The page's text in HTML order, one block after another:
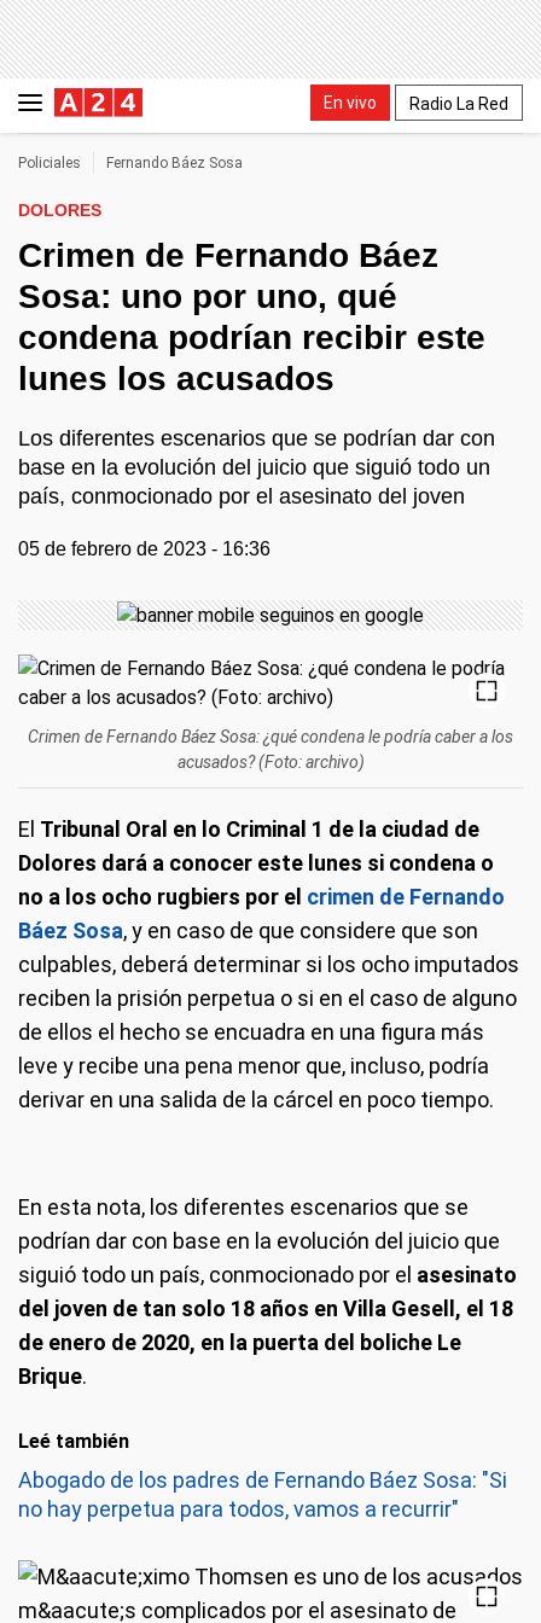
En vivo Radio La Red
Policiales Fernando Báez Sosa
DOLORES
Crimen de Fernando Báez
Sosa: uno por uno, qué
condena podrían recibir este
lunes los acusados
Los diferentes escenarios que se podrían dar con
base en la evolución del juicio que siguió todo un
país, conmocionado por el asesinato del joven
05 de febrero de 2023 - 16:36
Crimen de Fernando Báez Sosa: ¿qué condena le podría caber a los
acusados? (Foto: archivo)
El Tribunal Oral en lo Criminal 1 de la ciudad de
Dolores dará a conocer este lunes si condena o
no a los ocho rugbiers por el crimen de Fernando
Báez Sosa, y en caso de que considere que son
culpables, deberá determinar si los ocho imputados
reciben la prisión perpetua o si en el caso de alguno
de ellos el hecho se encuadra en una figura más
leve y recibe una pena menor que, incluso, podría
derivar en una salida de la cárcel en poco tiempo.
En esta nota, los diferentes escenarios que se
podrían dar con base en la evolución del juicio que
siguió todo un país, conmocionado por el asesinato
del joven de tan solo 18 años en Villa Gesell, el 18
de enero de 2020, en la puerta del boliche Le
Brique.
Leé también
Abogado de los padres de Fernando Báez Sosa: "Si
no hay perpetua para todos, vamos a recurrir"